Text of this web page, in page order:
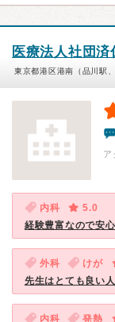
医療法人社団済
東京都港区港南（品川駅
内科
5.0
経験豊富なので安
外科 けが
先生はとても良い
内科 発熱